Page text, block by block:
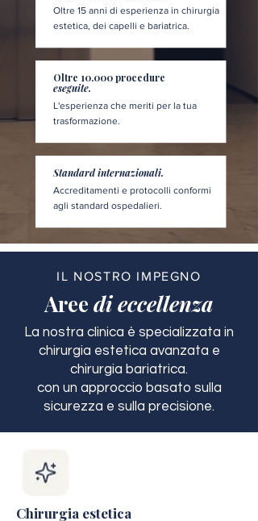
Oltre 15 anni di esperienza in chirurgia
estetica, dei capelli e bariatrica.
Oltre 10.000 procedure
eseguite.
L'esperienza che meriti per la tua
trasformazione.
Standard internazionali.
Accreditamenti e protocolli conformi
agli standard ospedalieri.
IL NOSTRO IMPEGNO
Aree di eccellenza
La nostra clinica è specializzata in
chirurgia estetica avanzata e
chirurgia bariatrica.
con un approccio basato sulla
sicurezza e sulla precisione.
Chirurgia estetica